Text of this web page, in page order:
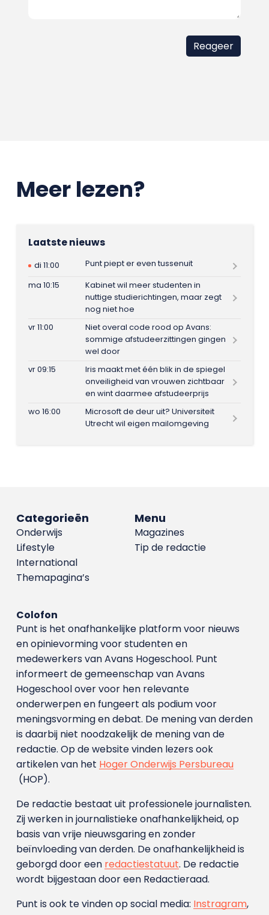
Meer lezen?
Laatste nieuws
di 11:00
Punt piept er even tussenuit
ma 10:15
Kabinet wil meer studenten in
nuttige studierichtingen, maar zegt
nog niet hoe
vr 11:00
Niet overal code rood op Avans:
sommige afstudeerzittingen gingen
wel door
vr 09:15
Iris maakt met één blik in de spiegel
onveiligheid van vrouwen zichtbaar
en wint daarmee afstudeerprijs
wo 16:00
Microsoft de deur uit? Universiteit
Utrecht wil eigen mailomgeving
Menu
Magazines
Tip de redactie
Categorieën
Onderwijs
Lifestyle
International
Themapagina’s
Colofon
Punt is het onafhankelijke platform voor nieuws
en opinievorming voor studenten en
medewerkers van Avans Hoge­school. Punt
informeert de gemeenschap van Avans
Hogeschool over voor hen relevante
onderwerpen en fungeert als podium voor
meningsvorming en debat. De mening van derden
is daarbij niet noodzakelijk de mening van de
redactie. Op de website vinden lezers ook
artikelen van het Hoger Onderwijs Persbureau
(HOP).
De redactie bestaat uit professionele journalisten.
Zij werken in journalistieke onafhankelijkheid, op
basis van vrije nieuwsgaring en zonder
beïnvloeding van derden. De onafhankelijkheid is
geborgd door een redactiestatuut. De redactie
wordt bijgestaan door een Redactieraad.
Punt is ook te vinden op social media: Instragram,